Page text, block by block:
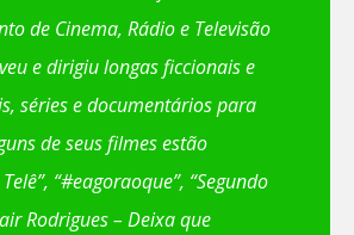
de Cinema, Rádio e Televisão
e dirigiu longas ficcionais e
séries e documentários para
de seus filmes estão
“#eagoraoque”, “Segundo
Rodrigues – Deixa que